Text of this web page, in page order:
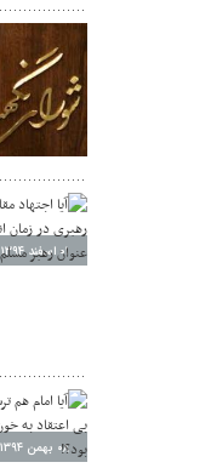
۰۱ اسفند ۱۳۹۴
۰۸ بهمن ۱۳۹۴